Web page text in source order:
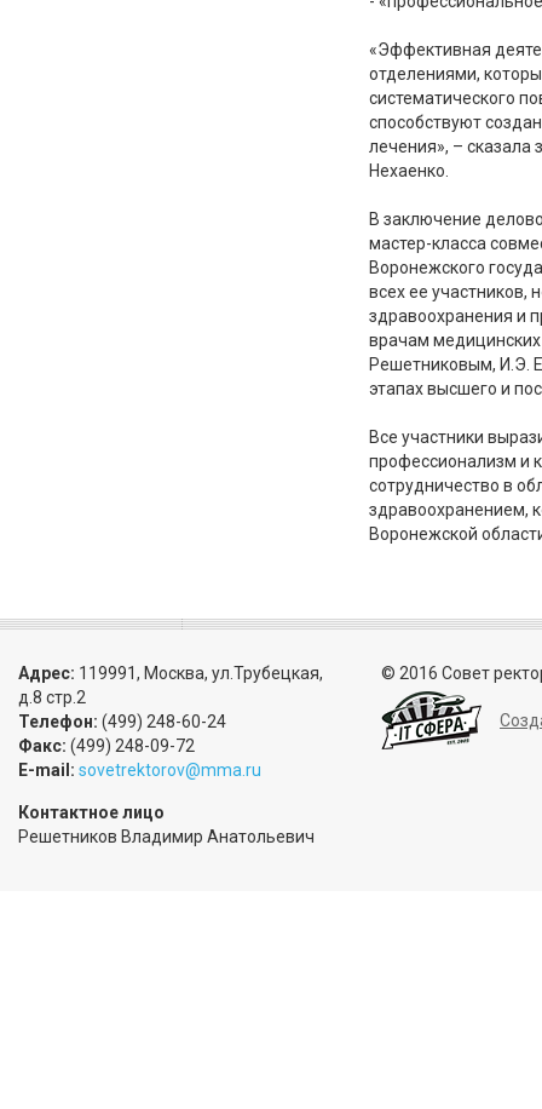
«Эффективная
отделениями,
систематического
способствуют
лечения», – сказала
Нехаенко.
В заключение
мастер-класса
Воронежского
всех ее
здравоохранения и
врачам
Решетниковым, И.Э.
этапах высшего и
Все участники
профессионализм и
сотрудничество в
здравоохранением,
Воронежской
Адрес: 119991, Москва, ул.Трубецкая,
д.8 стр.2
Телефон: (499) 248-60-24
Факс: (499) 248-09-72
E-mail: sovetrektorov@mma.ru
Контактное лицо
Решетников Владимир Анатольевич
© 2016 Совет